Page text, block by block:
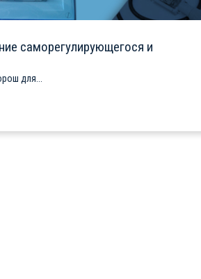
саморегулирующегося и
для...